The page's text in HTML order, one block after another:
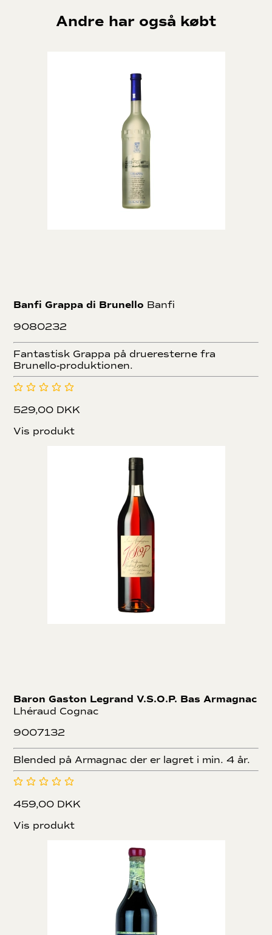
Andre har også købt
Banfi Grappa di Brunello Banfi
9080232
Fantastisk Grappa på drueresterne fra
Brunello-produktionen.
529,00 DKK
Vis produkt
Baron Gaston Legrand V.S.O.P. Bas Armagnac
Lhéraud Cognac
9007132
Blended på Armagnac der er lagret i min. 4 år.
459,00 DKK
Vis produkt